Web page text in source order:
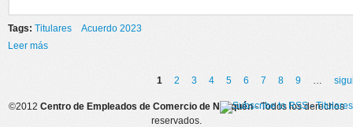
Tags: Titulares
Acuerdo 2023
Leer más
1 2 3 4 5 6 7 8 9 …
©2012 Centro de Empleados de Comercio de Neuquén- Todos los derechos
reservados.